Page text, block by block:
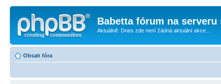
Babetta fórum na serveru
Aktuálně: Dnes zde není žádná aktuální akce...
Obsah fóra